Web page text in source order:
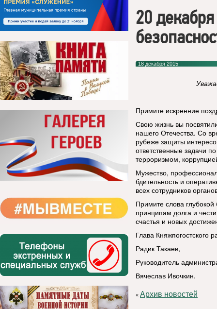
20
18 декабря 2015
Примите искренние
Свою жизнь вы
нашего Отечества. Со
рубеже защиты
ответственные задачи
терроризмом,
Мужество,
бдительность и
всех сотрудников
Примите слова
принципам долга и
счастья и новых
Глава Княжпогостского
Радик Такаев,
Руководитель
Вячеслав Ивочкин.
«Архив новостей